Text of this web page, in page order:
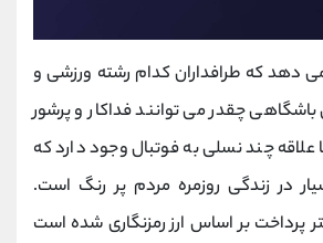
دهد که طرافداران کدام رشته ورزشی و
چقدر می توانند فداکار و پرشور
علاقه چند نسلی به فوتبال وجود دارد که
در زندگی روزمره مردم پر رنگ است.
پرداخت بر اساس ارز رمزنگاری شده است